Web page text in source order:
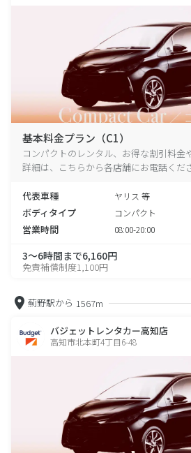
基本料金プラン（C1）
コンパクトのレンタル、お得な割引料金
詳細は、こちらから各店舗にお電話くだ
代表車種 ヤリス 等
ボディタイプ コンパクト
営業時間 08:00-20:00
3～6時間まで6,160円
免責補償制度1,100円
薊野駅から 1567m
バジェットレンタカー高知店
高知市北本町4丁目6-48